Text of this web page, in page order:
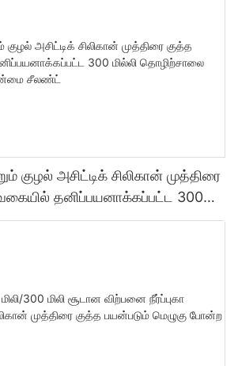
குழல் அசிட்டிக் சிலிகான் முத்திரை
தனிப்பயனாக்கப்பட்ட 300
விலை வெளிப்படைத்தன்மை